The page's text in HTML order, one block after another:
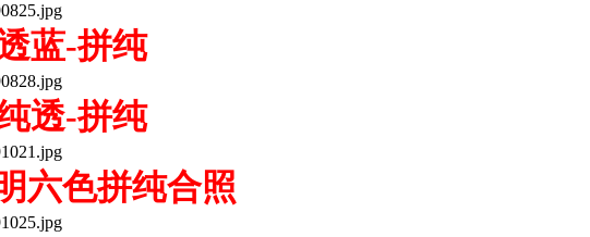
蓝-拼纯
透-拼纯
六色拼纯合照